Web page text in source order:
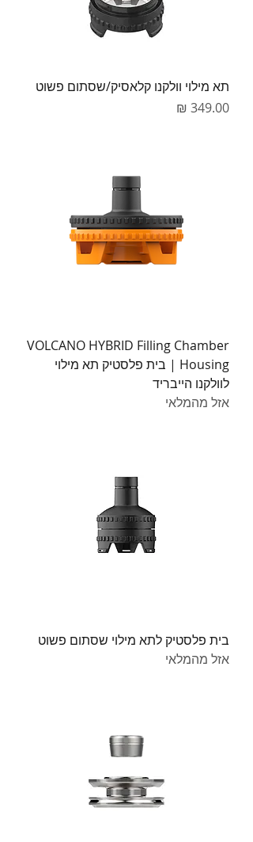
תא מילוי וולקנו קלאסיק/שסתום פשוט
מחיר
VOLCANO HYBRID Filling Chamber
Housing | בית פלסטיק תא מילוי
לוולקנו הייבריד
אזל מהמלאי
בית פלסטיק לתא מילוי שסתום פשוט
אזל מהמלאי